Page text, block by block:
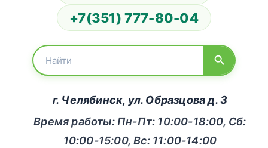
+7(351) 777-80-04
г. Челябинск, ул. Образцова д. 3
Время работы: Пн-Пт: 10:00-18:00, Сб:
10:00-15:00, Вс: 11:00-14:00